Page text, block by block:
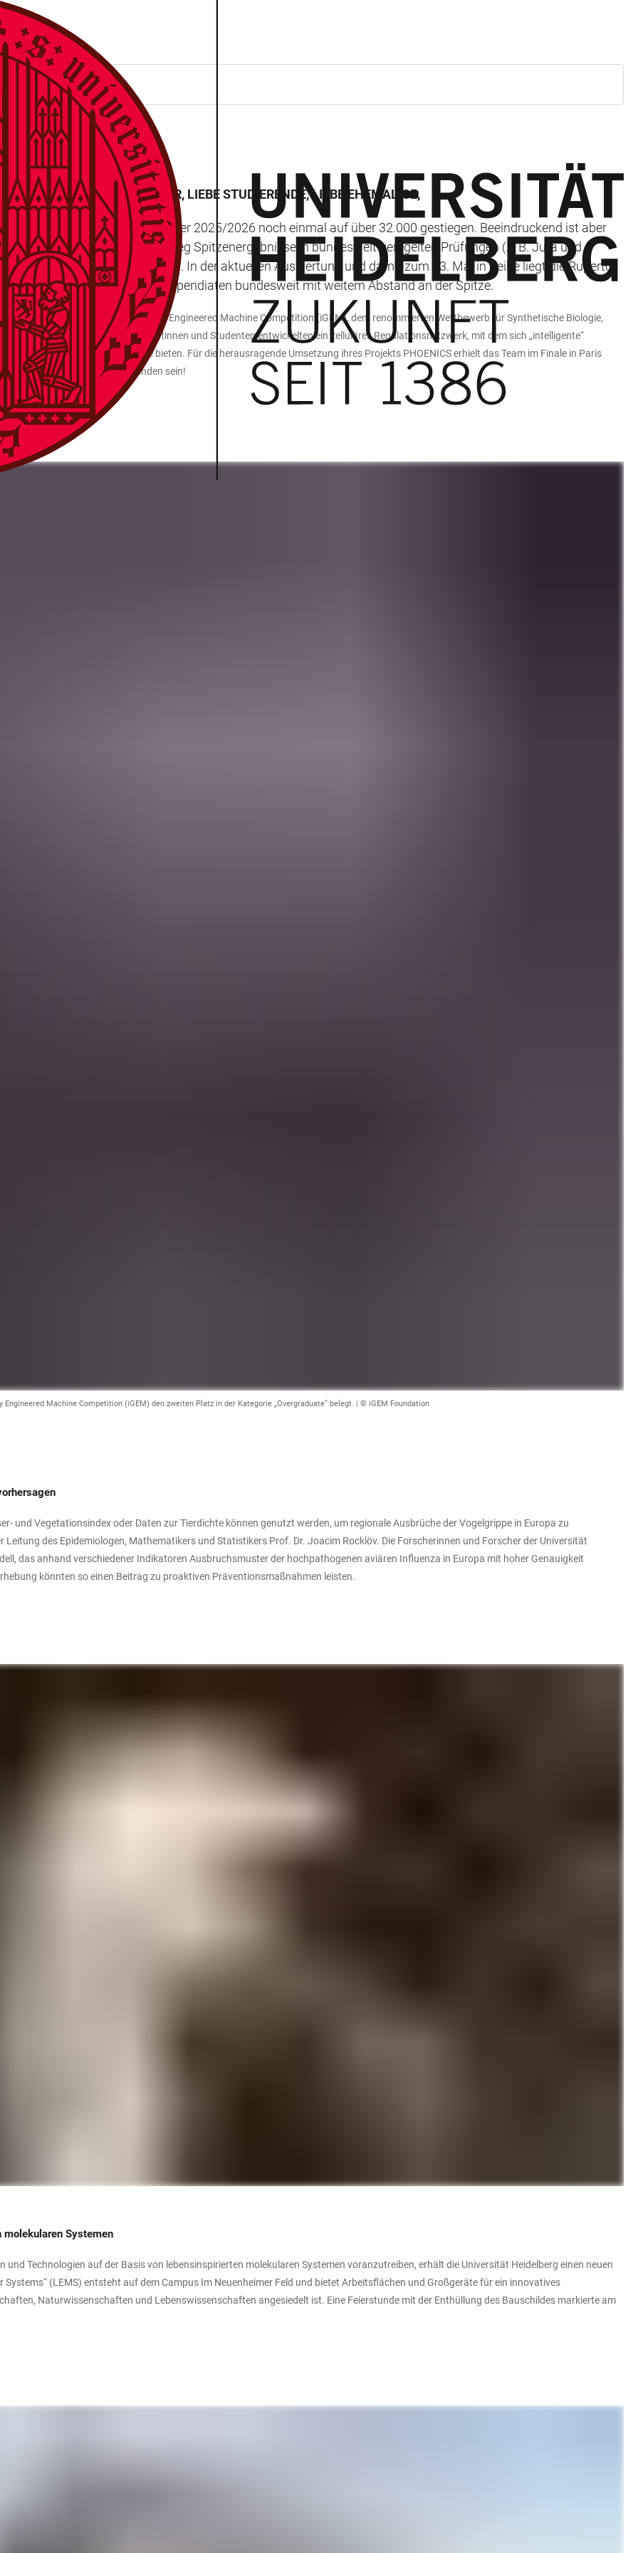
UND MITARBEITER, LIEBE STUDIERENDE, LIEBE EHEMALIGE,
zum Wintersemester 2025/2026 noch einmal auf über 32.000 gestiegen. Beeindruckend ist aber
Studierenden, die durchweg Spitzenergebnisse in bundesweit geregelten Prüfungen (z. B. Jura und
Wettbewerben auszeichnen. In der aktuellen Auswertung und damit zum 13. Mal in Reihe liegt die Ruperto
Volkes geförderten Stipendiaten bundesweit mit weitem Abstand an der Spitze.
an der International Genetically Engineered Machine Competition (iGEM), dem renommierten Wettbewerb für Synthetische Biologie,
„Overgraduate“. Die 22 Studentinnen und Studenten entwickelten ein zelluläres Regulationsnetzwerk, mit dem sich „intelligente“
für eine gezielte Krebstherapie bieten. Für die herausragende Umsetzung ihres Projekts PHOENICS erhielt das Team im Finale in Paris
stolz auf unsere Studierenden sein!
Machine Competition (iGEM) den zweiten Platz in der Kategorie „Overgraduate“ belegt. | © iGEM Foundation
und Vegetationsindex oder Daten zur Tierdichte können genutzt werden, um regionale Ausbrüche der Vogelgrippe in Europa zu
des Epidemiologen, Mathematikers und Statistikers Prof. Dr. Joacim Rocklöv. Die Forscherinnen und Forscher der Universität
das anhand verschiedener Indikatoren Ausbruchsmuster der hochpathogenen aviären Influenza in Europa mit hoher Genauigkeit
könnten so einen Beitrag zu proaktiven Präventionsmaßnahmen leisten.
molekularen Systemen
Technologien auf der Basis von lebensinspirierten molekularen Systemen voranzutreiben, erhält die Universität Heidelberg einen neuen
(LEMS) entsteht auf dem Campus Im Neuenheimer Feld und bietet Arbeitsflächen und Großgeräte für ein innovatives
Naturwissenschaften und Lebenswissenschaften angesiedelt ist. Eine Feierstunde mit der Enthüllung des Bauschildes markierte am